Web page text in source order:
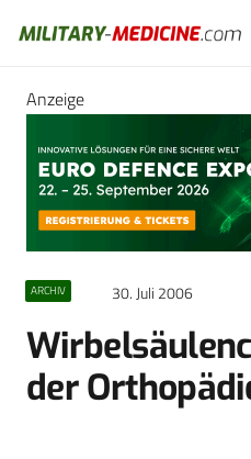
Anzeige
ARCHIV 30. Juli 2006
der